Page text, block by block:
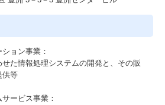
ョン事業：
た情報処理システムの開発と、その販
供等
ービス事業：